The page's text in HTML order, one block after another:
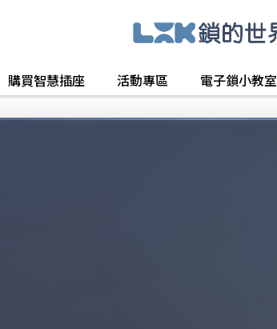
購買智慧插座 活動專區 電子鎖小教室